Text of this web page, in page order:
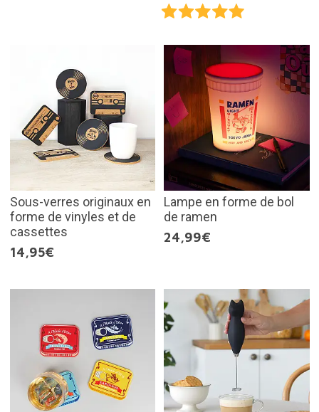
Sous-verres originaux en
forme de vinyles et de
cassettes
14,95€
Lampe en forme de bol
de ramen
24,99€